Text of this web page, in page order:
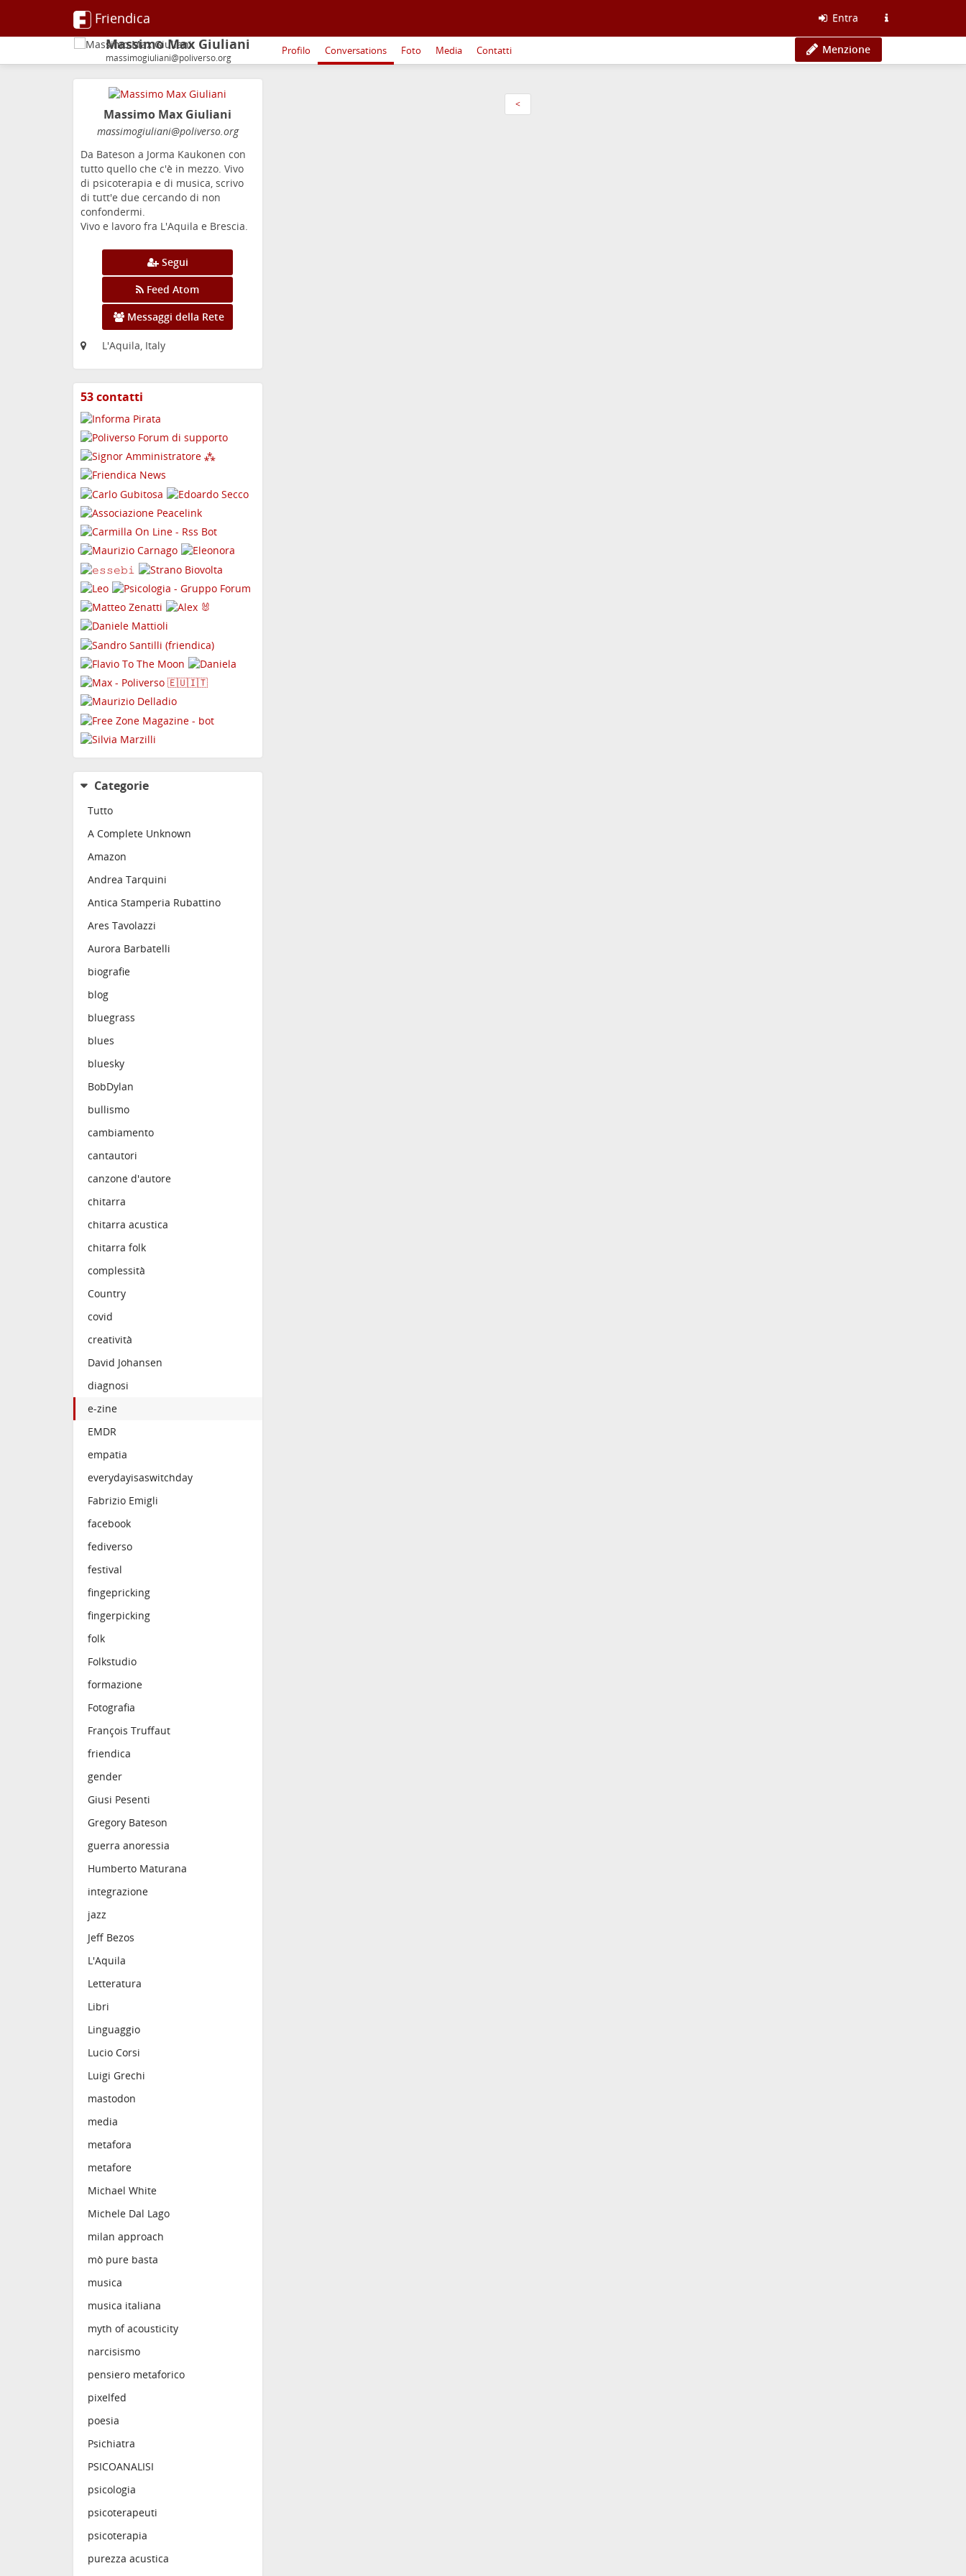
Friendica Entra
Massimo Max Giuliani
massimogiuliani@poliverso.org
Profilo Conversations Foto Media Contatti Menzione
Massimo Max Giuliani
massimogiuliani@poliverso.org
Da Bateson a Jorma Kaukonen con
tutto quello che c'è in mezzo. Vivo
di psicoterapia e di musica, scrivo
di tutt'e due cercando di non
confondermi.
Vivo e lavoro fra L'Aquila e Brescia.
Segui
Feed Atom
Messaggi della Rete
L'Aquila, Italy
53 contatti
contatti
Categorie
Tutto
A Complete Unknown
Amazon
Andrea Tarquini
Antica Stamperia Rubattino
Ares Tavolazzi
Aurora Barbatelli
biografie
blog
bluegrass
blues
bluesky
BobDylan
bullismo
cambiamento
cantautori
canzone d'autore
chitarra
chitarra acustica
chitarra folk
complessità
Country
covid
creatività
David Johansen
diagnosi
e-zine
EMDR
empatia
everydayisaswitchday
Fabrizio Emigli
facebook
fediverso
festival
fingepricking
fingerpicking
folk
Folkstudio
formazione
Fotografia
François Truffaut
friendica
gender
Giusi Pesenti
Gregory Bateson
guerra anoressia
Humberto Maturana
integrazione
jazz
Jeff Bezos
L'Aquila
Letteratura
Libri
Linguaggio
Lucio Corsi
Luigi Grechi
mastodon
media
metafora
metafore
Michael White
Michele Dal Lago
milan approach
mò pure basta
musica
musica italiana
myth of acousticity
narcisismo
pensiero metaforico
pixelfed
poesia
Psichiatra
PSICOANALISI
psicologia
psicoterapeuti
psicoterapia
purezza acustica
<